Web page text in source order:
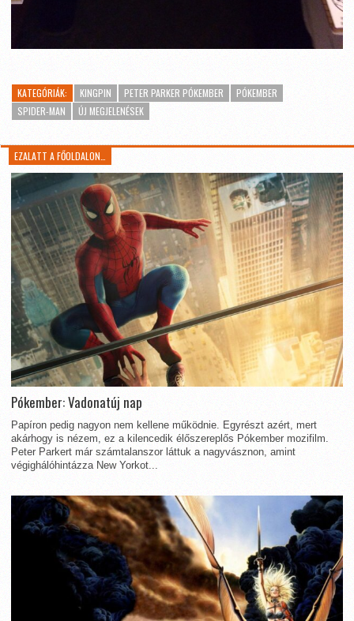
KATEGÓRIÁK: KINGPIN PETER PARKER PÓKEMBER
PÓKEMBER
SPIDER-MAN
ÚJ MEGJELENÉSEK
EZALATT A FŐOLDALON…
Pókember: Vadonatúj nap
Papíron pedig nagyon nem kellene működnie. Egyrészt azért, mert
akárhogy is nézem, ez a kilencedik élőszereplős Pókember mozifilm.
Peter Parkert már számtalanszor láttuk a nagyvásznon, amint
végighálóhintázza New Yorkot...